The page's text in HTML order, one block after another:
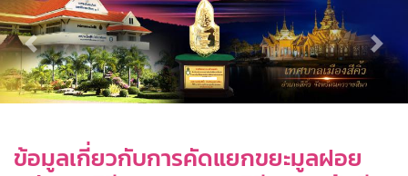
Previous Next
ข้อมูลเกี่ยวกับการคัดแยกขยะมูลฝอย